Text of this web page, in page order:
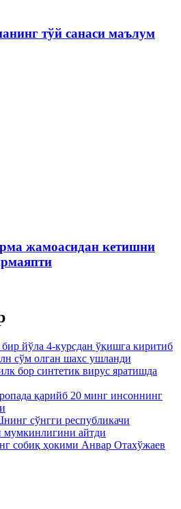
тўй санаси маълум
жамоасидан кетишни
йўла 4-курсдан ўқишга киритиб
сўм олган шахс ушланди
бор синтетик вирус яратишда
қарийб 20 минг инсоннинг
сўнгги республикачи
мумкинлигини айтди
собиқ ҳокими Анвар Отахўжаев